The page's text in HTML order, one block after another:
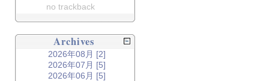
no trackback
Archives
2026年08月 [2]
2026年07月 [5]
2026年06月 [5]